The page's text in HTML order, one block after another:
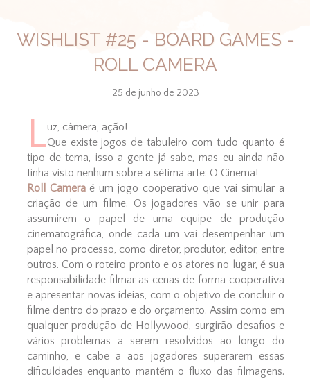
WISHLIST #25 - BOARD GAMES -
ROLL CAMERA
25 de junho de 2023
Luz, câmera, ação!
Que existe jogos de tabuleiro com tudo quanto é
tipo de tema, isso a gente já sabe, mas eu ainda não
tinha visto nenhum sobre a sétima arte: O Cinema!
Roll Cameraé um jogo cooperativo que vai simular a
criação de um filme. Os jogadores vão se unir para
assumirem o papel de uma equipe de produção
cinematográfica, onde cada um vai desempenhar um
papel no processo, como diretor, produtor, editor, entre
outros. Com o roteiro pronto e os atores no lugar, é sua
responsabilidade filmar as cenas de forma cooperativa
e apresentar novas ideias, com o objetivo de concluir o
filme dentro do prazo e do orçamento. Assim como em
qualquer produção de Hollywood, surgirão desafios e
vários problemas a serem resolvidos ao longo do
caminho, e cabe a aos jogadores superarem essas
dificuldades enquanto mantém o fluxo das filmagens.